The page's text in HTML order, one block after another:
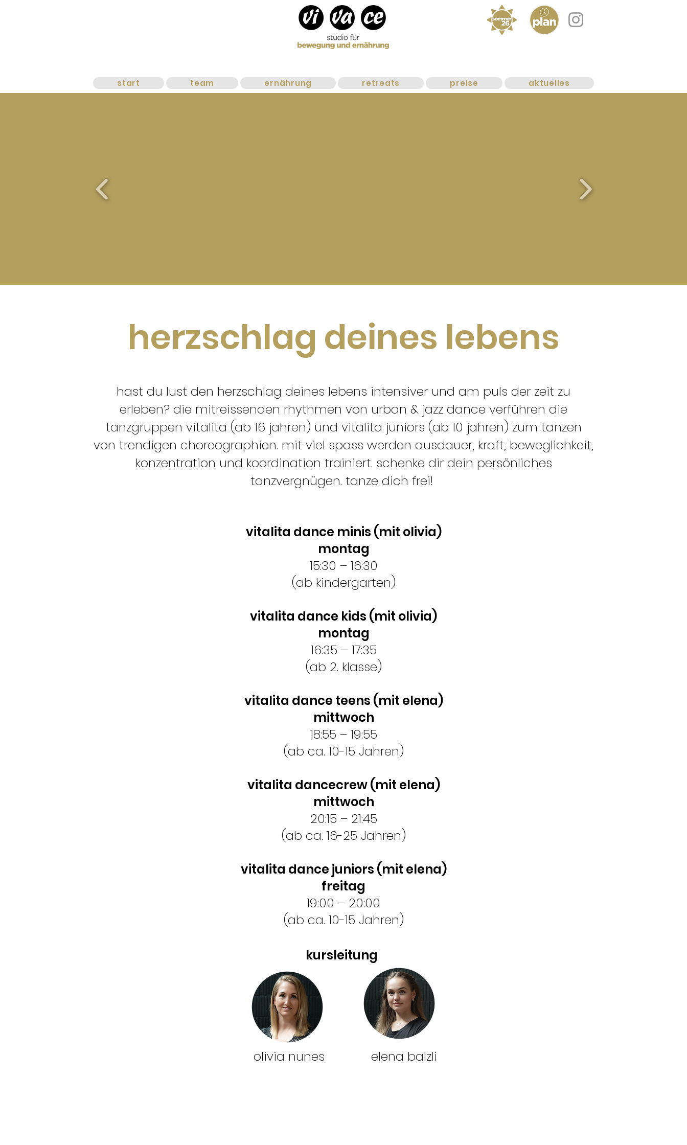
start team ernährung retreats preise aktuelles
herzschlag deines lebens
hast du lust den herzschlag deines lebens intensiver und am puls der zeit zu
erleben? die mitreissenden rhythmen von urban & jazz dance verführen die
tanzgruppen vitalita (ab 16 jahren) und vitalita juniors (ab 10 jahren) zum tanzen
von trendigen choreographien. mit viel spass werden ausdauer, kraft, beweglichkeit,
konzentration und koordination trainiert. schenke dir dein persönliches
tanzvergnügen. tanze dich frei!
vitalita dance minis (mit olivia)
montag
15:30 – 16:30
(ab kindergarten)
vitalita dance kids (mit olivia)
montag
16:35 – 17:35
(ab 2. klasse)
vitalita dance teens (mit elena)
mittwoch
18:55 – 19:55
(ab ca. 10-15 Jahren)
vitalita dancecrew (mit elena)
mittwoch
20:15 – 21:45
(ab ca. 16-25 Jahren)
vitalita dance juniors (mit elena)
freitag
19:00 – 20:00
(ab ca. 10-15 Jahren)
kursleitung
olivia nunes elena balzli